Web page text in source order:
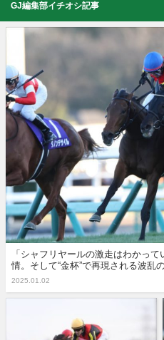
GJ編集部イチオシ記事
「シャフリヤールの激走はわかっ
情。そして“金杯”で再現される波乱
2025.01.02